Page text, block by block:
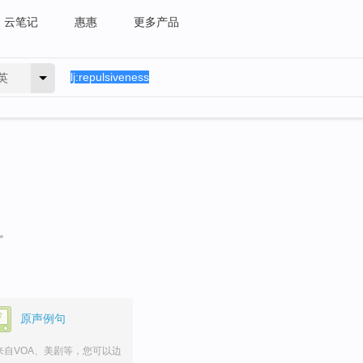
云笔记 惠惠 更多产品
原声例句
自VOA、美剧等，您可以边